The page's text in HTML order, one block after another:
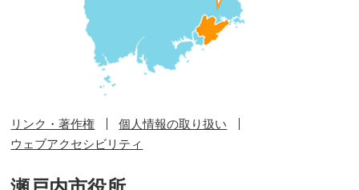
リンク・著作権
個人情報の取り扱い
ウェブアクセシビリティ